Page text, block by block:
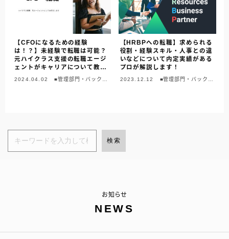
【CFOになるための経験
は！？】未経験で転職は可能？
元ハイクラス支援の転職エージ
ェントがキャリアについて教え
2024.04.02
■管理部門・バックオ
【HRBPへの転職】求められる
役割・経験スキル・人事との違
いなどについて内定実績がある
プロが解説します！
2023.12.12
■管理部門・バックオ
検索
お知らせ
NEWS